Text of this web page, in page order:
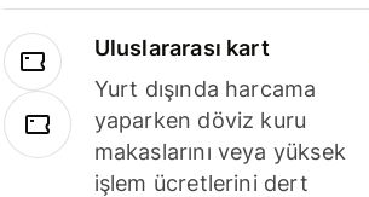
Uluslararası kart
Yurt dışında harcama
yaparken döviz kuru
makaslarını veya yüksek
işlem ücretlerini dert